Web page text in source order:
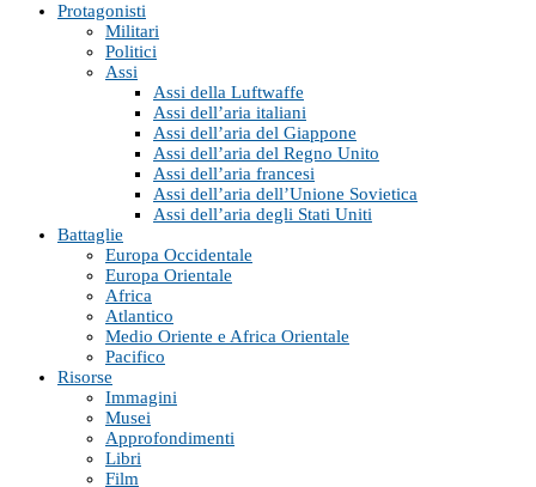
Protagonisti
Militari
Politici
Assi
Assi della Luftwaffe
Assi dell’aria italiani
Assi dell’aria del Giappone
Assi dell’aria del Regno Unito
Assi dell’aria francesi
Assi dell’aria dell’Unione Sovietica
Assi dell’aria degli Stati Uniti
Battaglie
Europa Occidentale
Europa Orientale
Africa
Atlantico
Medio Oriente e Africa Orientale
Pacifico
Risorse
Immagini
Musei
Approfondimenti
Libri
Film